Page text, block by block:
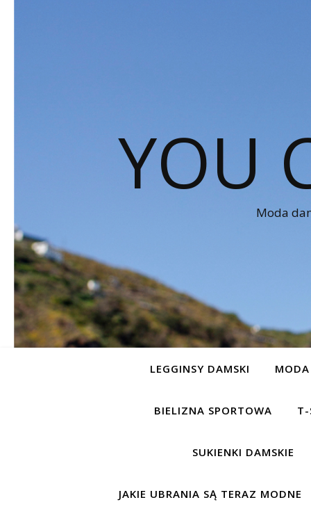
YOU
Moda
LEGGINSY DAMSKI MODA
BIELIZNA SPORTOWA T-
SUKIENKI DAMSKIE
JAKIE UBRANIA SĄ TERAZ MODNE